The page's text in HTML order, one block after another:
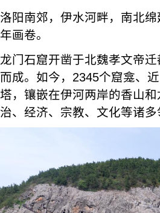
洛阳南郊，伊水河畔，南北
年画卷。
龙门石窟开凿于北魏孝文帝
而成。如今，2345个窟龛、
塔，镶嵌在伊河两岸的香山
治、经济、宗教、文化等诸多